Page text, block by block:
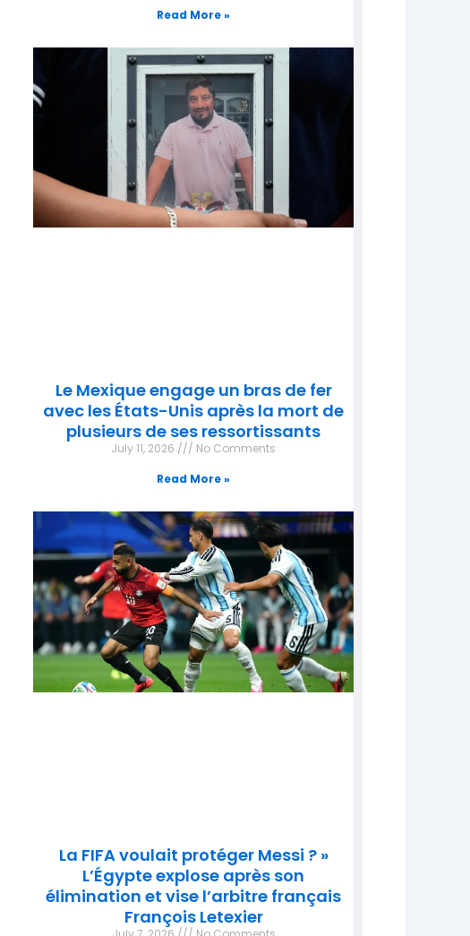
Read More »
Le Mexique engage un bras de fer
avec les États-Unis après la mort de
plusieurs de ses ressortissants
July 11, 2026
No Comments
Read More »
La FIFA voulait protéger Messi ? »
L’Égypte explose après son
élimination et vise l’arbitre français
François Letexier